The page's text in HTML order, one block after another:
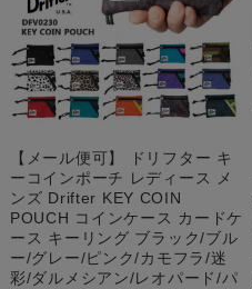
【メール便可】 ドリフター キ
ーコインポーチ レディース メ
ンズ Drifter KEY COIN
POUCH コインケース カードケ
ース キーリング ブラック/ブル
ー/グレー/ピンク/カモフラ/迷
彩/ダルメシアン/レオパード/パ